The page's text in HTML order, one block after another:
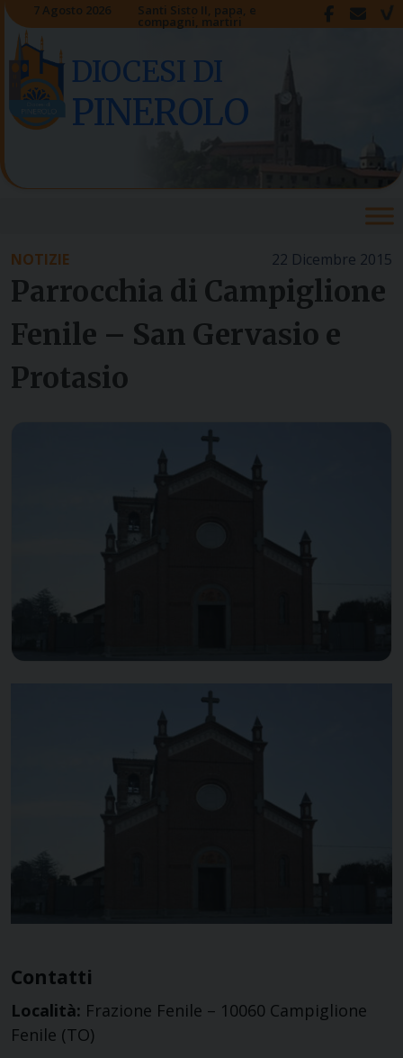
Skip
content DIOCESI DI
PINEROLO
7 Agosto 2026 Santi Sisto II, papa, e
compagni, martiri
22 Dicembre 2015
NOTIZIE
Parrocchia di Campiglione
Fenile – San Gervasio e
Protasio
Contatti
Località: Frazione Fenile – 10060 Campiglione
Fenile (TO)